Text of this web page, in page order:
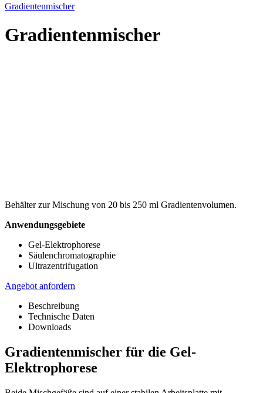
Gradientenmischer
Gradientenmischer
Behälter zur Mischung von 20 bis 250 ml Gradientenvolumen.
Anwendungsgebiete
Gel-Elektrophorese
Säulenchromatographie
Ultrazentrifugation
Angebot anfordern
Beschreibung
Technische Daten
Downloads
Gradientenmischer für die Gel-
Elektrophorese